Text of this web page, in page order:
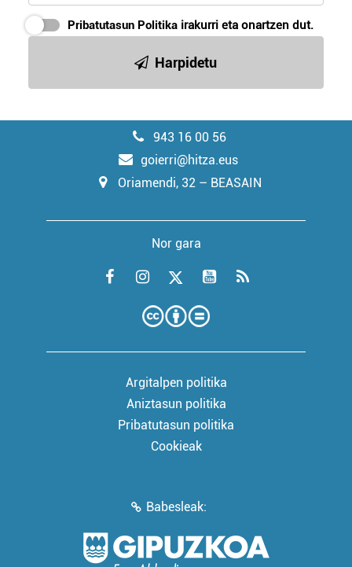
Pribatutasun Politika irakurri eta onartzen dut.
Harpidetu
943 16 00 56
goierri@hitza.eus
Oriamendi, 32 – BEASAIN
Nor gara
Argitalpen politika
Aniztasun politika
Pribatutasun politika
Cookieak
Babesleak: